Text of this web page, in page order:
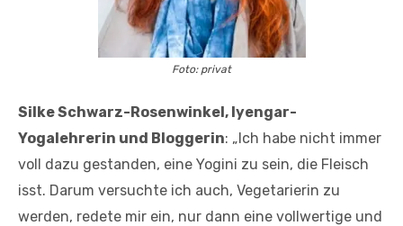
Foto: privat
Silke Schwarz-Rosenwinkel, Iyengar-
Yogalehrerin und Bloggerin: „Ich habe nicht immer
voll dazu gestanden, eine Yogini zu sein, die Fleisch
isst. Darum versuchte ich auch, Vegetarierin zu
werden, redete mir ein, nur dann eine vollwertige und